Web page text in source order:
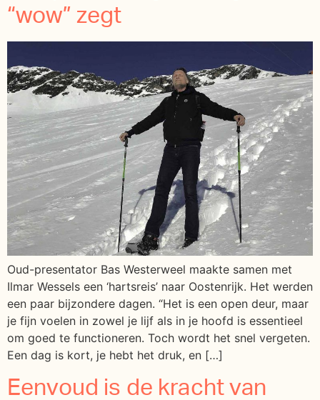
“wow” zegt
Oud-presentator Bas Westerweel maakte samen met
Ilmar Wessels een ‘hartsreis’ naar Oostenrijk. Het werden
een paar bijzondere dagen. “Het is een open deur, maar
je fijn voelen in zowel je lijf als in je hoofd is essentieel
om goed te functioneren. Toch wordt het snel vergeten.
Een dag is kort, je hebt het druk, en […]
Eenvoud is de kracht van